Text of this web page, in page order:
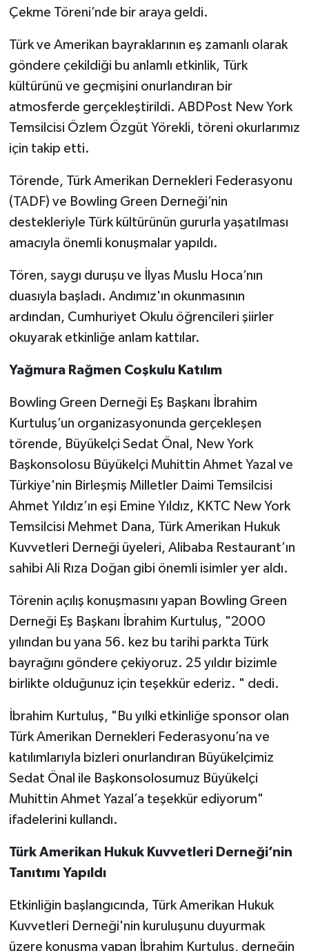
Çekme Töreni’nde bir araya geldi.
Türk ve Amerikan bayraklarının eş zamanlı olarak
göndere çekildiği bu anlamlı etkinlik, Türk
kültürünü ve geçmişini onurlandıran bir
atmosferde gerçekleştirildi. ABDPost New York
Temsilcisi Özlem Özgüt Yörekli, töreni okurlarımız
için takip etti.
Törende, Türk Amerikan Dernekleri Federasyonu
(TADF) ve Bowling Green Derneği’nin
destekleriyle Türk kültürünün gururla yaşatılması
amacıyla önemli konuşmalar yapıldı.
Tören, saygı duruşu ve İlyas Muslu Hoca’nın
duasıyla başladı. Andımız'ın okunmasının
ardından, Cumhuriyet Okulu öğrencileri şiirler
okuyarak etkinliğe anlam kattılar.
Yağmura Rağmen Coşkulu Katılım
Bowling Green Derneği Eş Başkanı İbrahim
Kurtuluş’un organizasyonunda gerçekleşen
törende, Büyükelçi Sedat Önal, New York
Başkonsolosu Büyükelçi Muhittin Ahmet Yazal ve
Türkiye'nin Birleşmiş Milletler Daimi Temsilcisi
Ahmet Yıldız’ın eşi Emine Yıldız, KKTC New York
Temsilcisi Mehmet Dana, Türk Amerikan Hukuk
Kuvvetleri Derneği üyeleri, Alibaba Restaurant’ın
sahibi Ali Rıza Doğan gibi önemli isimler yer aldı.
Törenin açılış konuşmasını yapan Bowling Green
Derneği Eş Başkanı İbrahim Kurtuluş, "2000
yılından bu yana 56. kez bu tarihi parkta Türk
bayrağını göndere çekiyoruz. 25 yıldır bizimle
birlikte olduğunuz için teşekkür ederiz. " dedi.
İbrahim Kurtuluş, "Bu yılki etkinliğe sponsor olan
Türk Amerikan Dernekleri Federasyonu’na ve
katılımlarıyla bizleri onurlandıran Büyükelçimiz
Sedat Önal ile Başkonsolosumuz Büyükelçi
Muhittin Ahmet Yazal’a teşekkür ediyorum"
ifadelerini kullandı.
Türk Amerikan Hukuk Kuvvetleri Derneği’nin
Tanıtımı Yapıldı
Etkinliğin başlangıcında, Türk Amerikan Hukuk
Kuvvetleri Derneği'nin kuruluşunu duyurmak
üzere konuşma yapan İbrahim Kurtuluş, derneğin